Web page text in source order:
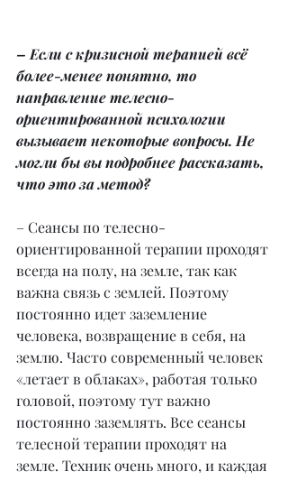
– Если с кризисной терапией всё
более-менее понятно, то
направление телесно-
ориентированной психологии
вызывает некоторые вопросы. Не
могли бы вы подробнее рассказать,
что это за метод?
– Сеансы по телесно-
ориентированной терапии проходят
всегда на полу, на земле, так как
важна связь с землей. Поэтому
постоянно идет заземление
человека, возвращение в себя, на
землю. Часто современный человек
«летает в облаках», работая только
головой, поэтому тут важно
постоянно заземлять. Все сеансы
телесной терапии проходят на
земле. Техник очень много, и каждая